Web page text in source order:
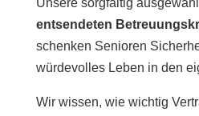
Unsere sorgfältig
entsendeten
schenken Senioren
würdevolles Leben in den
Wir wissen, wie wichtig